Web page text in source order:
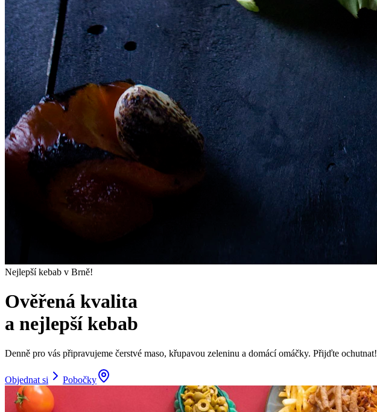
Nejlepší kebab v Brně!
Ověřená kvalita
a nejlepší kebab
Denně pro vás připravujeme čerstvé maso, křupavou zeleninu a domácí omáčky. Přijďte ochutnat!
Objednat si Pobočky